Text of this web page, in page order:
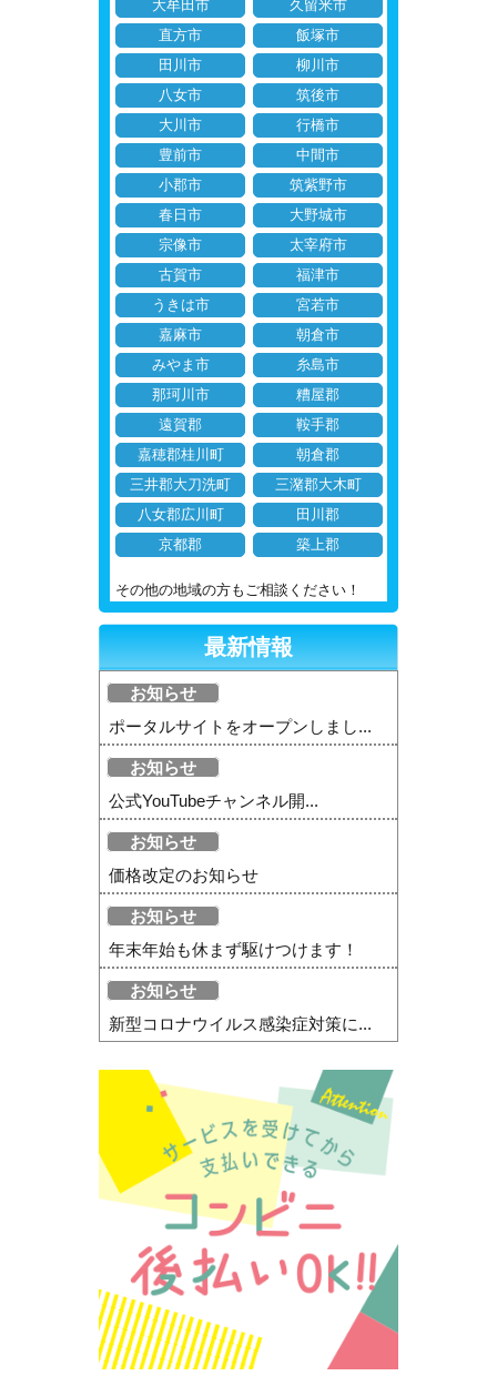
大牟田市
久留米市
直方市
飯塚市
田川市
柳川市
八女市
筑後市
大川市
行橋市
豊前市
中間市
小郡市
筑紫野市
春日市
大野城市
宗像市
太宰府市
古賀市
福津市
うきは市
宮若市
嘉麻市
朝倉市
みやま市
糸島市
那珂川市
糟屋郡
遠賀郡
鞍手郡
嘉穂郡桂川町
朝倉郡
三井郡大刀洗町
三潴郡大木町
八女郡広川町
田川郡
京都郡
築上郡
その他の地域の方もご相談ください！
最新情報
お知らせ
ポータルサイトをオープンしまし...
お知らせ
公式YouTubeチャンネル開...
お知らせ
価格改定のお知らせ
お知らせ
年末年始も休まず駆けつけます！
お知らせ
新型コロナウイルス感染症対策に...